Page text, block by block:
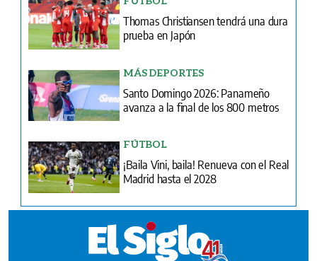
Thomas Christiansen tendrá una dura
prueba en Japón
MÁS DEPORTES
Santo Domingo 2026: Panameño
avanza a la final de los 800 metros
FÚTBOL
¡Baila Vini, baila! Renueva con el Real
Madrid hasta el 2028